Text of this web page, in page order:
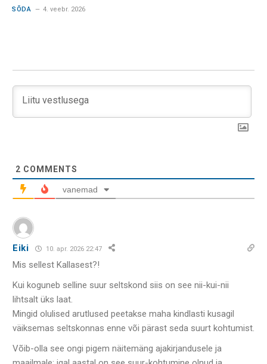
SÕDA 4. veebr. 2026
2 COMMENTS
vanemad
Eiki 10. apr. 2026 22:47
Mis sellest Kallasest?!
Kui koguneb selline suur seltskond siis on see nii-kui-nii
lihtsalt üks laat.
Mingid olulised arutlused peetakse maha kindlasti kusagil
väiksemas seltskonnas enne või pärast seda suurt kohtumist.
Võib-olla see ongi pigem näitemäng ajakirjandusele ja